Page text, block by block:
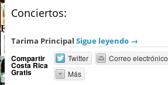
Conciertos:
Tarima Principal Sigue leyendo →
Compartir
Costa Rica
Gratis
Twitter Correo electrónico
Más